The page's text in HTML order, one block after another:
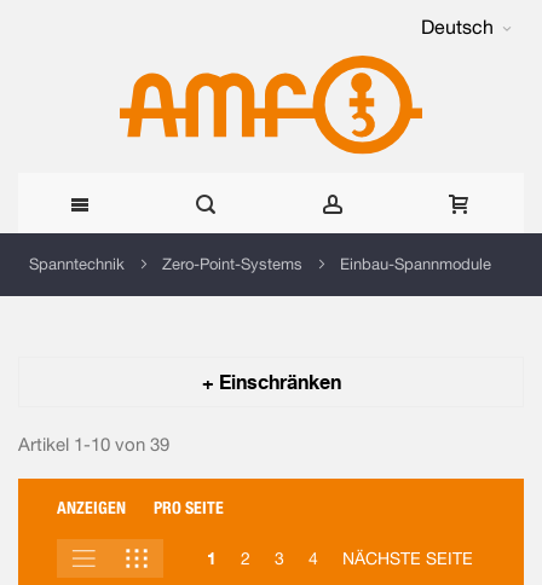
Deutsch
Direkt
Spanntechnik Zero-Point-Systems Einbau-Spannmodule
+ Einschränken
Artikel 1-10 von 39
ANZEIGEN PRO SEITE
1 2 3 4 NÄCHSTE SEITE
ANSICHTLISTE RASTER